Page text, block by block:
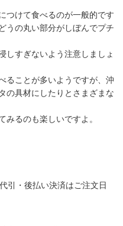
つけて食べるのが一般的です
うの丸い部分がしぼんでプチ
しすぎないよう注意しましょ
ることが多いようですが、沖
の具材にしたりとさまざまな
みるのも楽しいですよ。
引・後払い決済はご注文日